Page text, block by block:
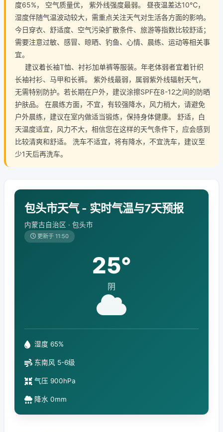
度65%， 空气质量优， 紫外线强度最弱。 昼夜温差达10℃，
湿度伴随气温波动较大，需重点关注天气对生活各方面的影响。
今日穿衣、舒适度、空气污染扩散条件、旅游等指数比较舒适；
需要注意过敏、感冒、晾晒、钓鱼、心情、晨练、运动等相关事
宜。
建议着长袖T恤、衬衫加单裤等服装。年老体弱者宜着针织
长袖衬衫、马甲和长裤。 紫外线最弱，属弱紫外线辐射天气，
无需特别防护。若长期在户外，建议涂擦SPF在8-12之间的防晒
护肤品。 在晨练方面，不宜，有较强降水，风力稍大，请避免
户外晨练，建议在室内做适当锻炼，保持身体健康。 舒适，白
天温度适宜，风力不大，相信您在这样的天气条件下，应会感到
比较清爽和舒适。 洗车不适宜，将有降水，不宜洗车，建议至
少1天后再洗车。
包头市天气 - 实时气温与7天预报
内蒙古自治区 · 包头市
更新于 11:50
25°
阴
湿度 65%
东南风 5-6级
气压 900hPa
降水 0mm